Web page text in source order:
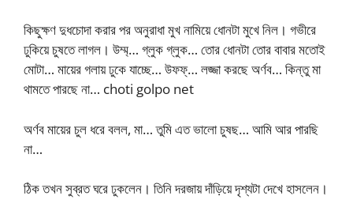
কিছুক্ষণ দুধচোদা করার পর অনুরাধা মুখ নামিয়ে ধোনটা মুখে নিল। গভীরে
ঢুকিয়ে চুষতে লাগল। উম্ম্‌… গ্লুক গ্লুক… তোর ধোনটা তোর বাবার মতোই
মোটা… মায়ের গলায় ঢুকে যাচ্ছে… উফফ্‌… লজ্জা করছে অর্ণব… কিন্তু মা
থামতে পারছে না… choti golpo net
অর্ণব মায়ের চুল ধরে বলল, মা… তুমি এত ভালো চুষছ… আমি আর পারছি
না…
ঠিক তখন সুব্রত ঘরে ঢুকলেন। তিনি দরজায় দাঁড়িয়ে দৃশ্যটা দেখে হাসলেন।